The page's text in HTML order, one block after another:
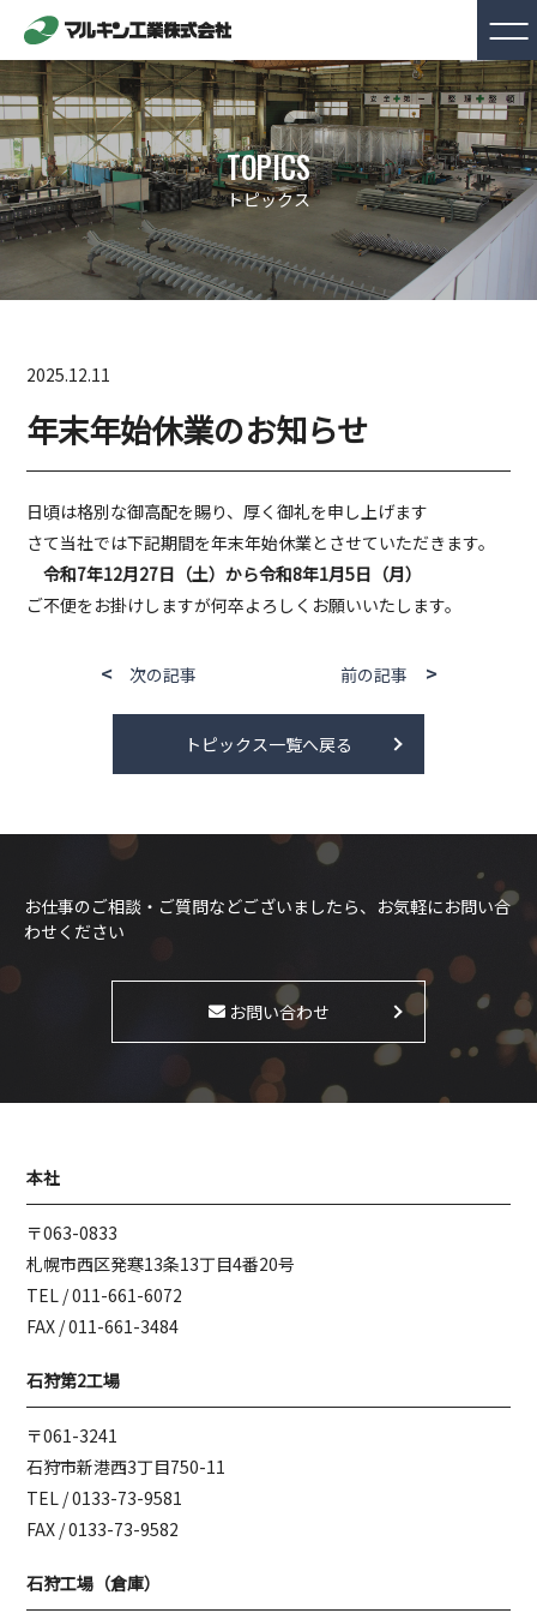
TOPICS
トピックス
2025.12.11
年末年始休業のお知らせ
日頃は格別な御高配を賜り、厚く御礼を申し上げます
さて当社では下記期間を年末年始休業とさせていただきます。
令和7年12月27日（土）から令和8年1月5日（月）
ご不便をお掛けしますが何卒よろしくお願いいたします。
次の記事
トピックス一覧へ戻る
前の記事
お仕事のご相談・ご質問などございましたら、お気軽にお問い合
わせください
お問い合わせ
本社
〒063-0833
札幌市西区発寒13条13丁目4番20号
TEL /011-661-6072
FAX / 011-661-3484
石狩第2工場
〒061-3241
石狩市新港西3丁目750-11
TEL /0133-73-9581
FAX / 0133-73-9582
石狩工場（倉庫）